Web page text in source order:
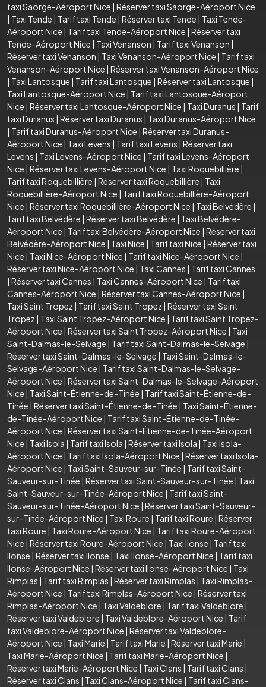
taxi Saorge-Aéroport Nice | Réserver taxi Saorge-Aéroport Nice
| Taxi Tende | Tarif taxi Tende | Réserver taxi Tende | Taxi Tende-
Aéroport Nice | Tarif taxi Tende-Aéroport Nice | Réserver taxi
Tende-Aéroport Nice | Taxi Venanson | Tarif taxi Venanson |
Réserver taxi Venanson | Taxi Venanson-Aéroport Nice | Tarif taxi
Venanson-Aéroport Nice | Réserver taxi Venanson-Aéroport Nice
| Taxi Lantosque | Tarif taxi Lantosque | Réserver taxi Lantosque |
Taxi Lantosque-Aéroport Nice | Tarif taxi Lantosque-Aéroport
Nice | Réserver taxi Lantosque-Aéroport Nice | Taxi Duranus | Tarif
taxi Duranus | Réserver taxi Duranus | Taxi Duranus-Aéroport Nice
| Tarif taxi Duranus-Aéroport Nice | Réserver taxi Duranus-
Aéroport Nice | Taxi Levens | Tarif taxi Levens | Réserver taxi
Levens | Taxi Levens-Aéroport Nice | Tarif taxi Levens-Aéroport
Nice | Réserver taxi Levens-Aéroport Nice | Taxi Roquebillière |
Tarif taxi Roquebillière | Réserver taxi Roquebillière | Taxi
Roquebillière-Aéroport Nice | Tarif taxi Roquebillière-Aéroport
Nice | Réserver taxi Roquebillière-Aéroport Nice | Taxi Belvédère |
Tarif taxi Belvédère | Réserver taxi Belvédère | Taxi Belvédère-
Aéroport Nice | Tarif taxi Belvédère-Aéroport Nice | Réserver taxi
Belvédère-Aéroport Nice | Taxi Nice | Tarif taxi Nice | Réserver taxi
Nice | Taxi Nice-Aéroport Nice | Tarif taxi Nice-Aéroport Nice |
Réserver taxi Nice-Aéroport Nice | Taxi Cannes | Tarif taxi Cannes
| Réserver taxi Cannes | Taxi Cannes-Aéroport Nice | Tarif taxi
Cannes-Aéroport Nice | Réserver taxi Cannes-Aéroport Nice |
Taxi Saint Tropez | Tarif taxi Saint Tropez | Réserver taxi Saint
Tropez | Taxi Saint Tropez-Aéroport Nice | Tarif taxi Saint Tropez-
Aéroport Nice | Réserver taxi Saint Tropez-Aéroport Nice | Taxi
Saint-Dalmas-le-Selvage | Tarif taxi Saint-Dalmas-le-Selvage |
Réserver taxi Saint-Dalmas-le-Selvage | Taxi Saint-Dalmas-le-
Selvage-Aéroport Nice | Tarif taxi Saint-Dalmas-le-Selvage-
Aéroport Nice | Réserver taxi Saint-Dalmas-le-Selvage-Aéroport
Nice | Taxi Saint-Étienne-de-Tinée | Tarif taxi Saint-Étienne-de-
Tinée | Réserver taxi Saint-Étienne-de-Tinée | Taxi Saint-Étienne-
de-Tinée-Aéroport Nice | Tarif taxi Saint-Étienne-de-Tinée-
Aéroport Nice | Réserver taxi Saint-Étienne-de-Tinée-Aéroport
Nice | Taxi Isola | Tarif taxi Isola | Réserver taxi Isola | Taxi Isola-
Aéroport Nice | Tarif taxi Isola-Aéroport Nice | Réserver taxi Isola-
Aéroport Nice | Taxi Saint-Sauveur-sur-Tinée | Tarif taxi Saint-
Sauveur-sur-Tinée | Réserver taxi Saint-Sauveur-sur-Tinée | Taxi
Saint-Sauveur-sur-Tinée-Aéroport Nice | Tarif taxi Saint-
Sauveur-sur-Tinée-Aéroport Nice | Réserver taxi Saint-Sauveur-
sur-Tinée-Aéroport Nice | Taxi Roure | Tarif taxi Roure | Réserver
taxi Roure | Taxi Roure-Aéroport Nice | Tarif taxi Roure-Aéroport
Nice | Réserver taxi Roure-Aéroport Nice | Taxi Ilonse | Tarif taxi
Ilonse | Réserver taxi Ilonse | Taxi Ilonse-Aéroport Nice | Tarif taxi
Ilonse-Aéroport Nice | Réserver taxi Ilonse-Aéroport Nice | Taxi
Rimplas | Tarif taxi Rimplas | Réserver taxi Rimplas | Taxi Rimplas-
Aéroport Nice | Tarif taxi Rimplas-Aéroport Nice | Réserver taxi
Rimplas-Aéroport Nice | Taxi Valdeblore | Tarif taxi Valdeblore |
Réserver taxi Valdeblore | Taxi Valdeblore-Aéroport Nice | Tarif
taxi Valdeblore-Aéroport Nice | Réserver taxi Valdeblore-
Aéroport Nice | Taxi Marie | Tarif taxi Marie | Réserver taxi Marie |
Taxi Marie-Aéroport Nice | Tarif taxi Marie-Aéroport Nice |
Réserver taxi Marie-Aéroport Nice | Taxi Clans | Tarif taxi Clans |
Réserver taxi Clans | Taxi Clans-Aéroport Nice | Tarif taxi Clans-